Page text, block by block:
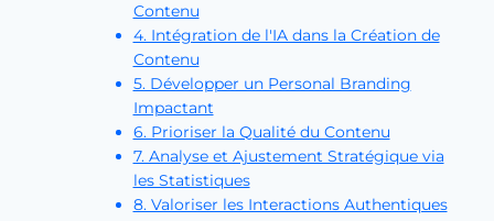
Contenu
4. Intégration de l'IA dans la Création de
Contenu
5. Développer un Personal Branding
Impactant
6. Prioriser la Qualité du Contenu
7. Analyse et Ajustement Stratégique via
les Statistiques
8. Valoriser les Interactions Authentiques